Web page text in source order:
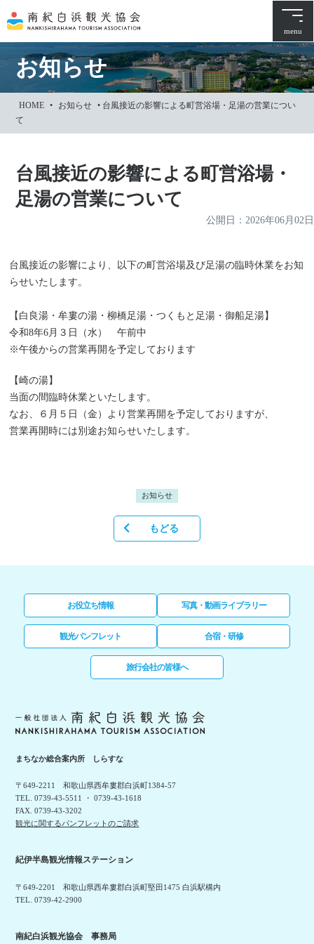
文
に
ス
ッ
menu
お知らせ
HOME • お知らせ • 台風接近の影響による町営浴場・足湯の営業につい
て
台風接近の影響による町営浴場・
足湯の営業について
公開日： 2026年06月02日
台風接近の影響により、以下の町営浴場及び足湯の臨時休業をお知
らせいたします。
【白良湯・牟婁の湯・柳橋足湯・つくもと足湯・御船足湯】
令和8年6月３日（水） 午前中
※午後からの営業再開を予定しております
【崎の湯】
当面の間臨時休業といたします。
なお、６月５日（金）より営業再開を予定しておりますが、
営業再開時には別途お知らせいたします。
お知らせ
もどる
お役立ち情報 写真・動画ライブラリー
観光パンフレット 合宿・研修
旅行会社の皆様へ
まちなか総合案内所 しらすな
〒649-2211 和歌山県西牟婁郡白浜町1384-57
TEL. 0739-43-5511 ・ 0739-43-1618
FAX. 0739-43-3202
観光に関するパンフレットのご請求
紀伊半島観光情報ステーション
〒649-2201 和歌山県西牟婁郡白浜町堅田1475 白浜駅構内
TEL. 0739-42-2900
南紀白浜観光協会 事務局